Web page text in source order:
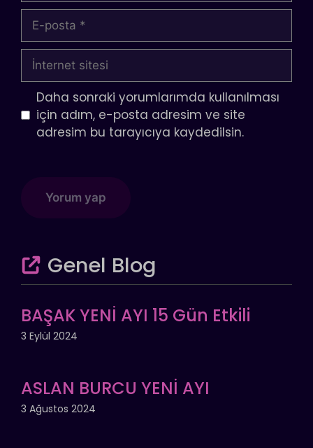
posta
İnternet
sitesi
Daha sonraki yorumlarımda kullanılması
için adım, e-posta adresim ve site
adresim bu tarayıcıya kaydedilsin.
Genel Blog
BAŞAK YENİ AYI 15 Gün Etkili
3 Eylül 2024
ASLAN BURCU YENİ AYI
3 Ağustos 2024